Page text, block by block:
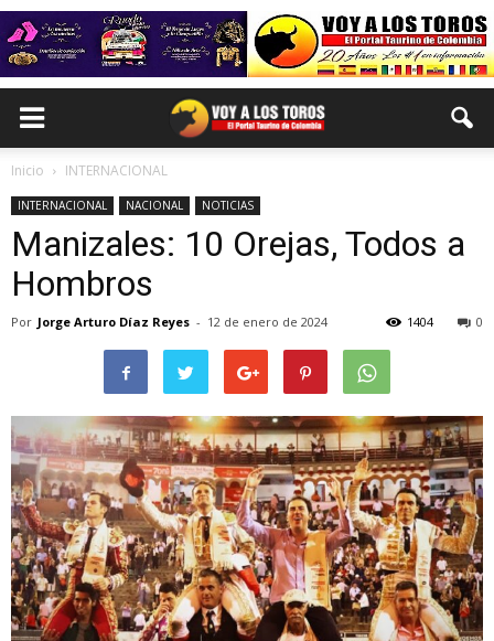
Inicio INTERNACIONAL
INTERNACIONAL NACIONAL NOTICIAS
Manizales: 10 Orejas, Todos a
Hombros
Por Jorge Arturo Díaz Reyes - 12 de enero de 2024 0
1404